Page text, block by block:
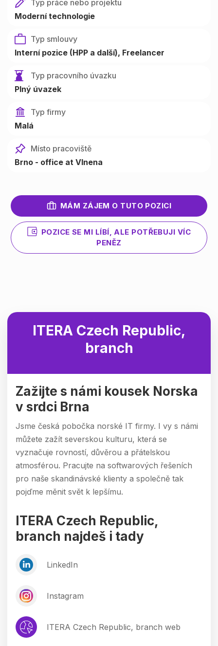
Typ práce nebo projektu
Moderní technologie
Typ smlouvy
Interní pozice (HPP a další) Freelancer
Typ pracovního úvazku
Plný úvazek
Typ firmy
Malá
Místo pracoviště
Brno - office at Vlnena
MÁM ZÁJEM O TUTO POZICI
POZICE SE MI LÍBÍ, ALE POTŘEBUJI VÍC
PENĚZ
ITERA Czech Republic,
branch
Zažijte s námi kousek Norska
v srdci Brna
Jsme česká pobočka norské IT firmy. I vy s námi
můžete zažít severskou kulturu, která se
vyznačuje rovností, důvěrou a přátelskou
atmosférou. Pracujte na softwarových řešeních
pro naše skandinávské klienty a společně tak
pojďme měnit svět k lepšímu.
ITERA Czech Republic,
branch najdeš i tady
LinkedIn
Instagram
ITERA Czech Republic, branch web